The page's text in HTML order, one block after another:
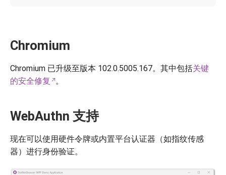
Chromium
Chromium 已升级至版本 102.0.5005.167。其中包括关键
的安全修复
。
WebAuthn 支持
现在可以使用硬件令牌或内置平台认证器（如指纹传感
器）进行身份验证。